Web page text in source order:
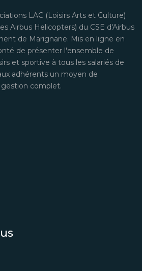
LAC (Loisirs Arts et Culture)
Airbus Helicopters) du CSE d'Airbus
de Marignane. Mis en ligne en
de présenter l'ensemble de
et sportive à tous les salariés de
adhérents un moyen de
complet.